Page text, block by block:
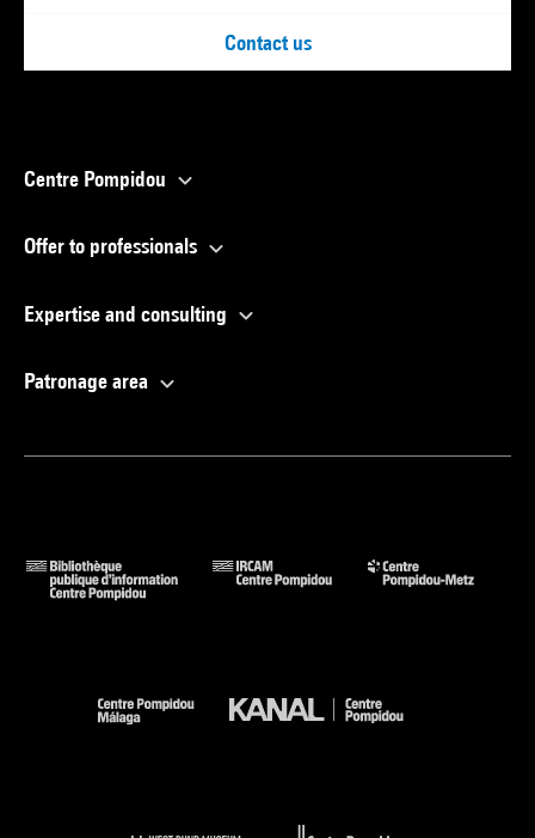
Contact us
Centre Pompidou
Offer to professionals
Expertise and consulting
Patronage area